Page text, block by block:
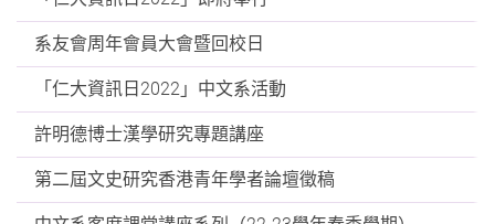
系友會周年會員大會暨回校日
「仁大資訊日2022」中文系活動
許明德博士漢學研究專題講座
第二屆文史研究香港青年學者論壇徵稿